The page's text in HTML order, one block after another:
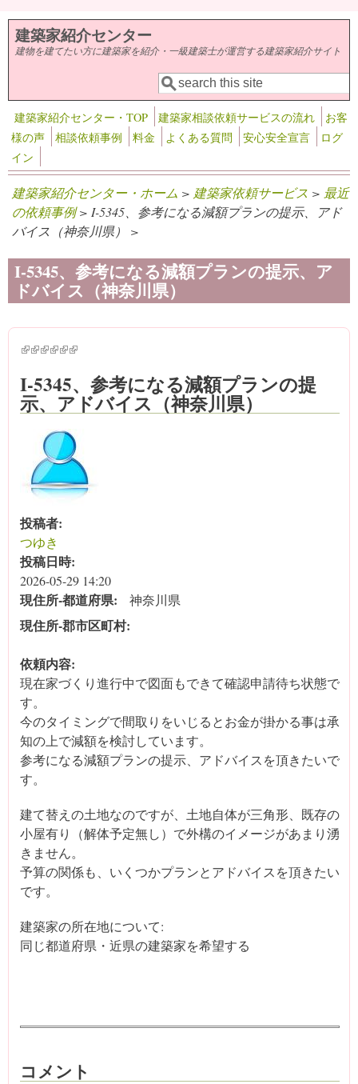
メインコンテンツに移動
建築家紹介センター
建物を建てたい方に建築家を紹介・一級建築士が運営する建築家紹介サイト
検索フォーム
検索
建築家紹介センター・TOP 建築家相談依頼サービスの流れ
お客
様の声
相談依頼事例 料金 よくある質問 安心安全宣言
ログ
イン
建築家紹介センター・ホーム > 建築家依頼サービス > 最近
の依頼事例> I-5345、参考になる減額プランの提示、アド
バイス（神奈川県） >
I-5345、参考になる減額プランの提示、ア
ドバイス（神奈川県）
(link is external)
(link is external)
(link is external)
(link is external)
(link is external)
(link is external)
I-5345、参考になる減額プランの提
示、アドバイス（神奈川県）
投稿者:
つゆき
投稿日時:
2026-05-29 14:20
現住所‐都道府県: 神奈川県
現住所‐郡市区町村:
依頼内容:
現在家づくり進行中で図面もできて確認申請待ち状態で
す。
今のタイミングで間取りをいじるとお金が掛かる事は承
知の上で減額を検討しています。
参考になる減額プランの提示、アドバイスを頂きたいで
す。
建て替えの土地なのですが、土地自体が三角形、既存の
小屋有り（解体予定無し）で外構のイメージがあまり湧
きません。
予算の関係も、いくつかプランとアドバイスを頂きたい
です。
建築家の所在地について:
同じ都道府県・近県の建築家を希望する
コメント